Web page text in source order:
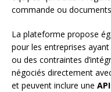
commande ou
La plateforme propose
pour les entreprises
ou des contraintes
négociés directement
et peuvent inclure une